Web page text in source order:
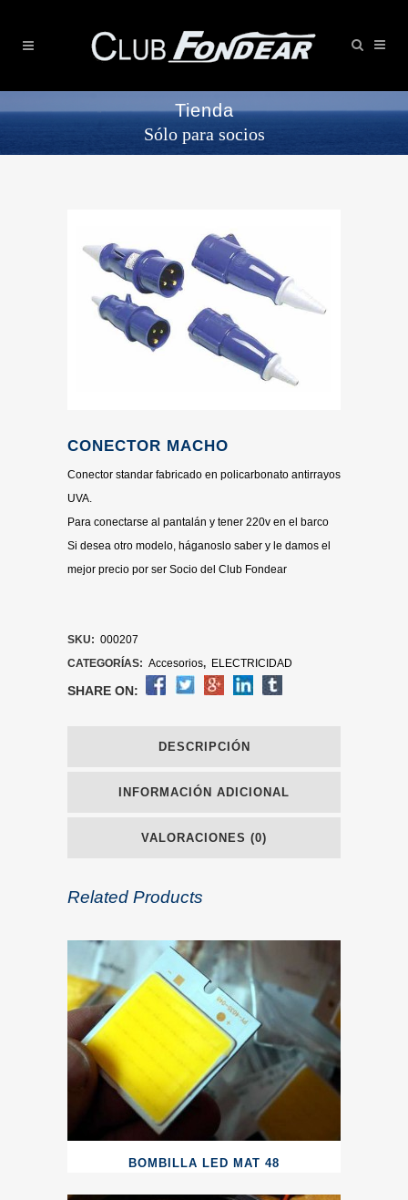
Tienda
Sólo para socios
CONECTOR MACHO
Conector standar fabricado en policarbonato antirrayos
UVA.
Para conectarse al pantalán y tener 220v en el barco
Si desea otro modelo, háganoslo saber y le damos el
mejor precio por ser Socio del Club Fondear
SKU: 000207
CATEGORÍAS: Accesorios, ELECTRICIDAD
SHARE ON:
DESCRIPCIÓN
INFORMACIÓN ADICIONAL
VALORACIONES (0)
Related Products
BOMBILLA LED MAT 48